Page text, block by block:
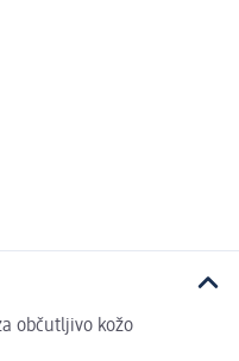
občutljivo kožo